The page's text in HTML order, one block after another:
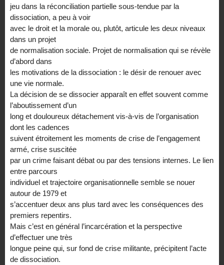
jeu dans la réconciliation partielle sous-tendue par la
dissociation, a peu à voir
avec le droit et la morale ou, plutôt, articule les deux niveaux
dans un projet
de normalisation sociale. Projet de normalisation qui se révèle
d’abord dans
les motivations de la dissociation : le désir de renouer avec
une vie normale.
La décision de se dissocier apparaît en effet souvent comme
l’aboutissement d’un
long et douloureux détachement vis-à-vis de l’organisation
dont les cadences
suivent étroitement les moments de crise de l’engagement
armé, crise suscitée
par un crime faisant débat ou par des tensions internes. Le lien
entre parcours
individuel et trajectoire organisationnelle semble se nouer
autour de 1979 et
s’accentuer deux ans plus tard avec les conséquences des
premiers repentirs.
Mais c’est en général l’incarcération et la perspective
d’effectuer une très
longue peine qui, sur fond de crise militante, précipitent l’acte
de dissociation.